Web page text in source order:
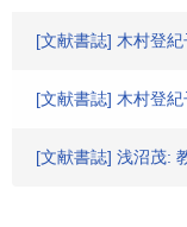
[文献書誌] 木村登
[文献書誌] 木村登
[文献書誌] 浅沼茂: